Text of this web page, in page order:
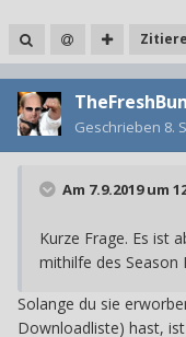
Geschrieben 8.
Am 7.9.2019 um
Kurze Frage. Es ist
mithilfe des Season
Solange du sie
Downloadliste) hast,